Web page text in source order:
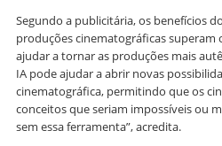
Segundo a publicitária, os benefícios
produções cinematográficas superam
ajudar a tornar as produções mais
IA pode ajudar a abrir novas
cinematográfica, permitindo que os
conceitos que seriam impossíveis ou
sem essa ferramenta”, acredita.